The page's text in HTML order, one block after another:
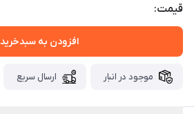
قیمت:
افزودن به سبدخرید
موجود در انبار ارسال سریع